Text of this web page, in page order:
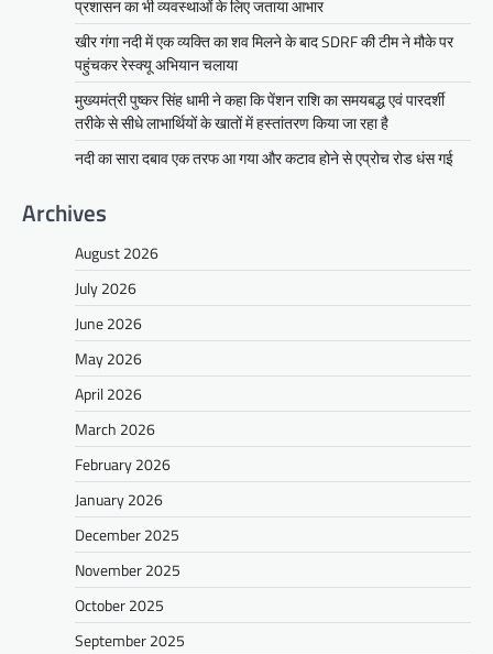
प्रशासन का भी व्यवस्थाओं के लिए जताया आभार
खीर गंगा नदी में एक व्यक्ति का शव मिलने के बाद SDRF की टीम ने मौके पर
पहुंचकर रेस्क्यू अभियान चलाया
मुख्यमंत्री पुष्कर सिंह धामी ने कहा कि पेंशन राशि का समयबद्ध एवं पारदर्शी
तरीके से सीधे लाभार्थियों के खातों में हस्तांतरण किया जा रहा है
नदी का सारा दबाव एक तरफ आ गया और कटाव होने से एप्रोच रोड धंस गई
Archives
August 2026
July 2026
June 2026
May 2026
April 2026
March 2026
February 2026
January 2026
December 2025
November 2025
October 2025
September 2025